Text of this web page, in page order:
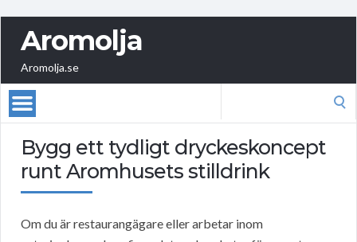
Aromolja
Aromolja.se
Bygg ett tydligt dryckeskoncept
runt Aromhusets stilldrink
Om du är restaurangägare eller arbetar inom